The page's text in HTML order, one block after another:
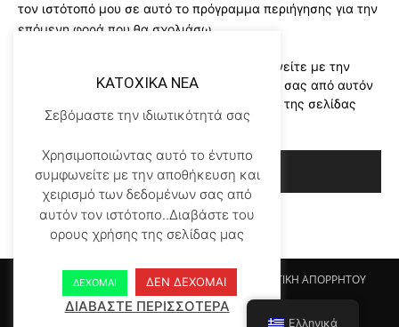
τον ιστότοπό μου σε αυτό το πρόγραμμα περιήγησης για την
επόμενη φορά που θα σχολιάσω.
Χρησιμοποιώντας αυτό το έντυπο συμφωνείτε με την
αποθήκευση και χειρισμό των δεδομένων σας από αυτόν
τον ιστότοπο..Διαβάστε του ορους χρήσης της σελίδας
μας*
Αρχικη KATOHIKA NEA Login Register
ΠΟΛΙΤΙΚΗ ΑΠΟΡΡΗΤΟΥ
ΟΡΟΙ ΧΡΗΣΗΣ
ΕΠΙΚΟΙΝΩΝΙΑ
KATOXIKA NEA
Σεβόμαστε την ιδιωτικότητά σας
Χρησιμοποιώντας αυτό το έντυπο
συμφωνείτε με την αποθήκευση και
χειρισμό των δεδομένων σας από
αυτόν τον ιστότοπο..Διαβάστε του
ορους χρήσης της σελίδας μας
ΔΕΧΟΜΑΙ ΔΕΝ ΔΕΧΟΜΑΙ
ΔΙΑΒΑΣΤΕ ΠΕΡΙΣΣΟΤΕΡΑ
Ελληνικά